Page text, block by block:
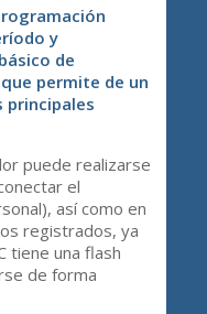
y
de
que permite de un
principales
puede realizarse
el
así como en
registrados, ya
tiene una flash
de forma